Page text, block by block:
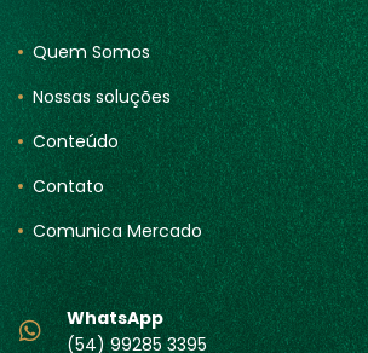
Quem Somos
Nossas soluções
Conteúdo
Contato
Comunica Mercado
WhatsApp
(54) 99285 3395